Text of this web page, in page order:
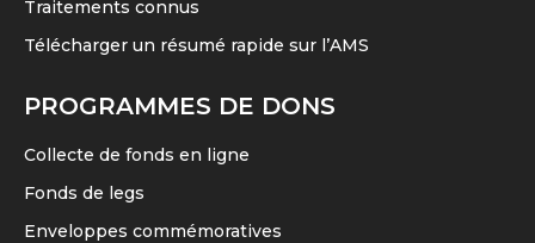
Traitements connus
Télécharger un résumé rapide sur l’AMS
PROGRAMMES DE DONS
Collecte de fonds en ligne
Fonds de legs
Enveloppes commémoratives